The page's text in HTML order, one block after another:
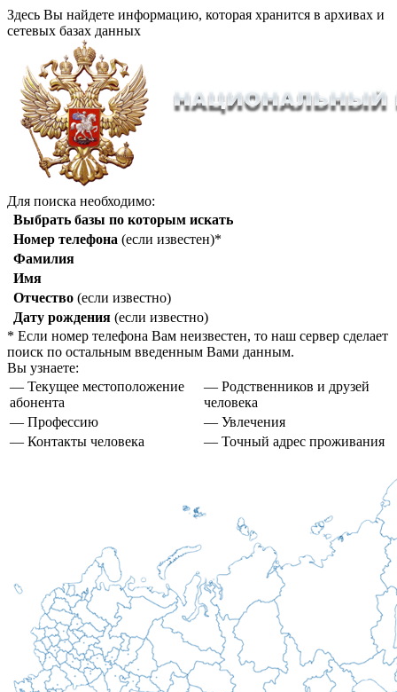
Здесь Вы найдете информацию, которая хранится в архивах и
сетевых базах данных
Для поиска необходимо:
Выбрать базы по которым искать
Номер телефона (если известен)*
Фамилия
Имя
Отчество (если известно)
Дату рождения (если известно)
* Если номер телефона Вам неизвестен, то наш сервер сделает
поиск по остальным введенным Вами данным.
Вы узнаете:
— Текущее местоположение
абонента
— Родственников и друзей
человека
— Профессию
— Увлечения
— Контакты человека
— Точный адрес проживания